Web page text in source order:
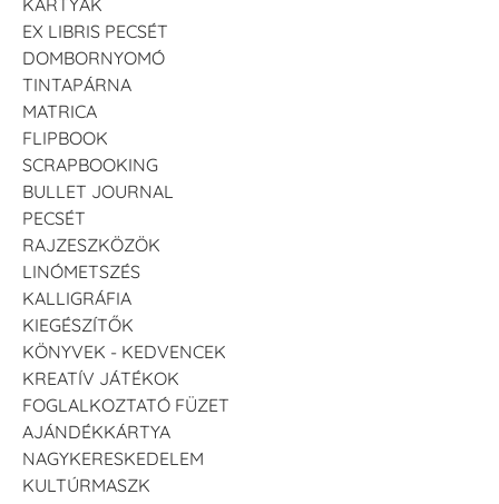
EX LIBRIS PECSÉT
DOMBORNYOMÓ
TINTAPÁRNA
MATRICA
FLIPBOOK
SCRAPBOOKING
BULLET JOURNAL
PECSÉT
RAJZESZKÖZÖK
LINÓMETSZÉS
KALLIGRÁFIA
KIEGÉSZÍTŐK
KÖNYVEK - KEDVENCEK
KREATÍV JÁTÉKOK
FOGLALKOZTATÓ FÜZET
AJÁNDÉKKÁRTYA
NAGYKERESKEDELEM
KULTÚRMASZK